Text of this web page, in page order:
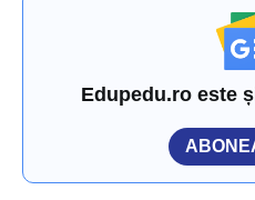
Edupedu.ro este